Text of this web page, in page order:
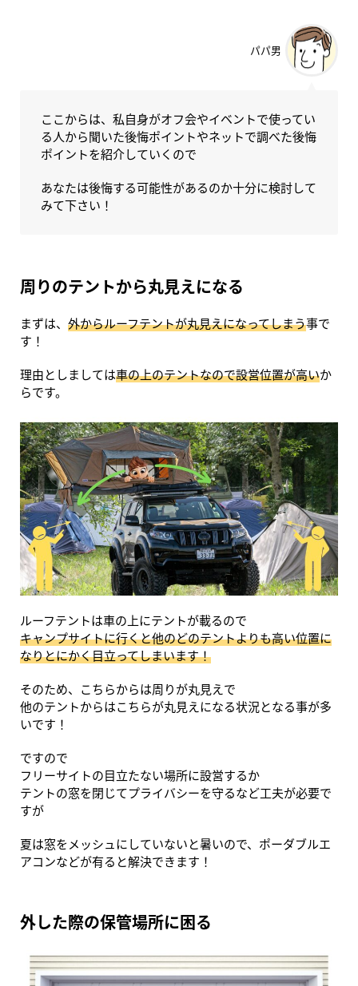
パパ男
ここからは、私自身がオフ会やイベントで使ってい
る人から聞いた後悔ポイントやネットで調べた後悔
ポイントを紹介していくので
あなたは後悔する可能性があるのか十分に検討して
みて下さい！
周りのテントから丸見えになる
まずは、 外からルーフテントが丸見えになってしまう事で
す！
理由としましては車の上のテントなので設営位置が高いか
らです。
ルーフテントは車の上にテントが載るので
キャンプサイトに行くと他のどのテントよりも高い位置に
なりとにかく目立ってしまいます！
そのため、こちらからは周りが丸見えで
他のテントからはこちらが丸見えになる状況となる事が多
いです！
ですので
フリーサイトの目立たない場所に設営するか
テントの窓を閉じてプライバシーを守るなど工夫が必要で
すが
夏は窓をメッシュにしていないと暑いので、ポーダブルエ
アコンなどが有ると解決できます！
外した際の保管場所に困る